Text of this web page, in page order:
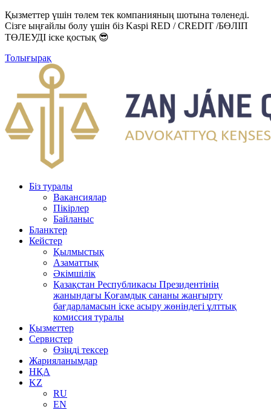
Қызметтер үшін төлем тек компанияның шотына төленеді.
Сізге ыңғайлы болу үшін біз Kaspi RED / CREDIT /БӨЛІП
ТӨЛЕУДІ іске қостық 😎
Толығырақ
Біз туралы
Вакансиялар
Пікірлер
Байланыс
Бланктер
Кейстер
Қылмыстық
Азаматтық
Әкімшілік
Қазақстан Республикасы Президентінің
жанындағы Қоғамдық сананы жаңғырту
бағдарламасын іске асыру жөніндегі ұлттық
комиссия туралы
Қызметтер
Сервистер
Өзіңді тексер
Жарияланымдар
НҚА
KZ
RU
EN